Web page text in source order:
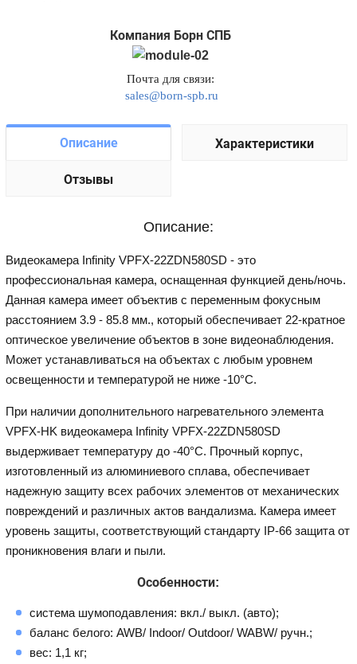
Компания Борн СПБ
Почта для связи:
sales@born-spb.ru
Описание Характеристики
Отзывы
Описание:
Видеокамера Infinity VPFX-22ZDN580SD - это
профессиональная камера, оснащенная функцией день/ночь.
Данная камера имеет объектив с переменным фокусным
расстоянием 3.9 - 85.8 мм., который обеспечивает 22-кратное
оптическое увеличение объектов в зоне видеонаблюдения.
Может устанавливаться на объектах с любым уровнем
освещенности и температурой не ниже -10°С.
При наличии дополнительного нагревательного элемента
VPFX-HK видеокамера Infinity VPFX-22ZDN580SD
выдерживает температуру до -40°С. Прочный корпус,
изготовленный из алюминиевого сплава, обеспечивает
надежную защиту всех рабочих элементов от механических
повреждений и различных актов вандализма. Камера имеет
уровень защиты, соответствующий стандарту IP-66 защита от
проникновения влаги и пыли.
Особенности:
система шумоподавления: вкл./ выкл. (авто);
баланс белого: AWB/ Indoor/ Outdoor/ WABW/ ручн.;
вес: 1,1 кг;